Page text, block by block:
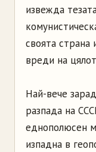
извежда
своята
вреди на
Най-вече
разпада на
еднополюсен
изпадна в